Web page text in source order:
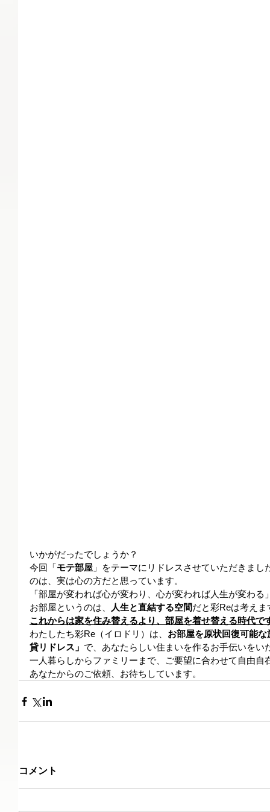
いかがだったでしょうか？
今回「モテ部屋 」をテーマにリドレスさせていただきま
のは、実は心の方だと思っています。
「部屋が変われば心が変わり、心が変われば人生が変わる
お部屋というのは、
人生と直結する空間だと彩Reは考えま
これからは家を住み替えるより、部屋を着せ替える時代で
わたしたち彩Re（イロドリ）は、 お部屋を原状回復可能
貸リドレス」 で、あなたらしい住まいを作るお手伝いをい
一人暮らしからファミリーまで、ご要望に合わせて自由自
あなたからのご依頼、お待ちしています。
コメント